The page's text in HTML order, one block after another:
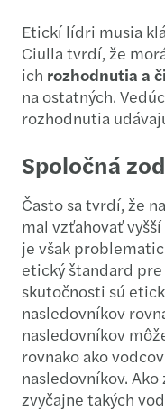
Etickí lídri musia
Ciulla tvrdí, že
ich rozhodnutia a
na ostatných.
rozhodnutia
Spoločná
Často sa tvrdí, že
mal vzťahovať
je však
etický štandard
skutočnosti sú
nasledovníkov
nasledovníkov
rovnako ako
nasledovníkov.
zvyčajne takých